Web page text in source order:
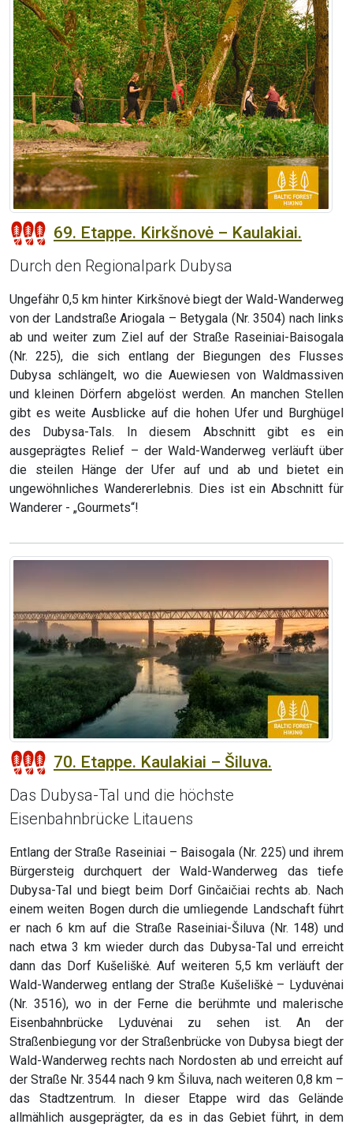
69. Etappe. Kirkšnovė – Kaulakiai.
Durch den Regionalpark Dubysa
Ungefähr 0,5 km hinter Kirkšnovė biegt der Wald-Wanderweg
von der Landstraße Ariogala – Betygala (Nr. 3504) nach links
ab und weiter zum Ziel auf der Straße Raseiniai-Baisogala
(Nr. 225), die sich entlang der Biegungen des Flusses
Dubysa schlängelt, wo die Auewiesen von Waldmassiven
und kleinen Dörfern abgelöst werden. An manchen Stellen
gibt es weite Ausblicke auf die hohen Ufer und Burghügel
des Dubysa-Tals. In diesem Abschnitt gibt es ein
ausgeprägtes Relief – der Wald-Wanderweg verläuft über
die steilen Hänge der Ufer auf und ab und bietet ein
ungewöhnliches Wandererlebnis. Dies ist ein Abschnitt für
Wanderer - „Gourmets“!
70. Etappe. Kaulakiai – Šiluva.
Das Dubysa-Tal und die höchste
Eisenbahnbrücke Litauens
Entlang der Straße Raseiniai – Baisogala (Nr. 225) und ihrem
Bürgersteig durchquert der Wald-Wanderweg das tiefe
Dubysa-Tal und biegt beim Dorf Ginčaičiai rechts ab. Nach
einem weiten Bogen durch die umliegende Landschaft führt
er nach 6 km auf die Straße Raseiniai-Šiluva (Nr. 148) und
nach etwa 3 km wieder durch das Dubysa-Tal und erreicht
dann das Dorf Kušeliškė. Auf weiteren 5,5 km verläuft der
Wald-Wanderweg entlang der Straße Kušeliškė – Lyduvėnai
(Nr. 3516), wo in der Ferne die berühmte und malerische
Eisenbahnbrücke Lyduvėnai zu sehen ist. An der
Straßenbiegung vor der Straßenbrücke von Dubysa biegt der
Wald-Wanderweg rechts nach Nordosten ab und erreicht auf
der Straße Nr. 3544 nach 9 km Šiluva, nach weiteren 0,8 km –
das Stadtzentrum. In dieser Etappe wird das Gelände
allmählich ausgeprägter, da es in das Gebiet führt, in dem